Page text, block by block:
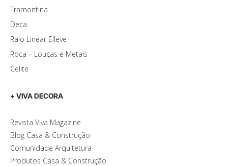
Tramontina
Deca
Ralo Linear Elleve
Roca – Louças e Metais
Celite
+ VIVA DECORA
Revista VIva Magazine
Blog Casa & Construção
Comunidade Arquitetura
Produtos Casa & Construção